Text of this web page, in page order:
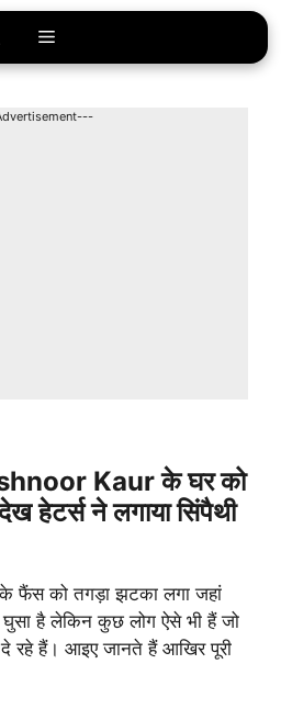
Menu
Kaur के घर को
हेटर्स ने लगाया सिंपैथी
फैंस को तगड़ा झटका लगा जहां
है लेकिन कुछ लोग ऐसे भी हैं जो
रहे हैं। आइए जानते हैं आखिर पूरी